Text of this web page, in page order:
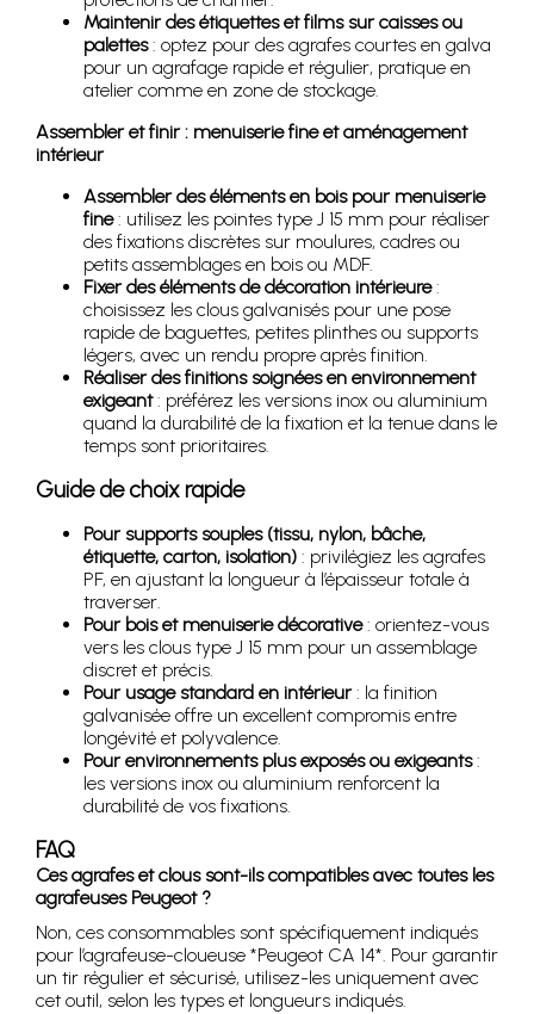
Maintenir des étiquettes et films sur caisses ou
palettes: optez pour des agrafes courtes en galva
pour un agrafage rapide et régulier, pratique en
atelier comme en zone de stockage.
Assembler et finir : menuiserie fine et aménagement
intérieur
Assembler des éléments en bois pour menuiserie
fine: utilisez les pointes type J 15 mm pour réaliser
des fixations discrètes sur moulures, cadres ou
petits assemblages en bois ou MDF.
Fixer des éléments de décoration intérieure:
choisissez les clous galvanisés pour une pose
rapide de baguettes, petites plinthes ou supports
légers, avec un rendu propre après finition.
Réaliser des finitions soignées en environnement
exigeant: préférez les versions inox ou aluminium
quand la durabilité de la fixation et la tenue dans le
temps sont prioritaires.
Guide de choix rapide
Pour supports souples (tissu, nylon, bâche,
étiquette, carton, isolation) : privilégiez les agrafes
PF, en ajustant la longueur à l’épaisseur totale à
traverser.
Pour bois et menuiserie décorative: orientez-vous
vers les clous type J 15 mm pour un assemblage
discret et précis.
Pour usage standard en intérieur: la finition
galvanisée offre un excellent compromis entre
longévité et polyvalence.
Pour environnements plus exposés ou exigeants:
les versions inox ou aluminium renforcent la
durabilité de vos fixations.
FAQ
Ces agrafes et clous sont-ils compatibles avec toutes les
agrafeuses Peugeot ?
Non, ces consommables sont spécifiquement indiqués
pour l’agrafeuse-cloueuse *Peugeot CA 14*. Pour garantir
un tir régulier et sécurisé, utilisez-les uniquement avec
cet outil, selon les types et longueurs indiqués.